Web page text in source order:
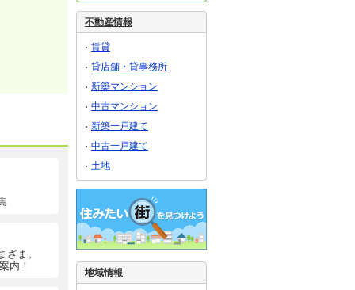
ま。
内！
不動産情報
賃貸
貸店舗・貸事務所
新築マンション
中古マンション
新築一戸建て
中古一戸建て
土地
地域情報